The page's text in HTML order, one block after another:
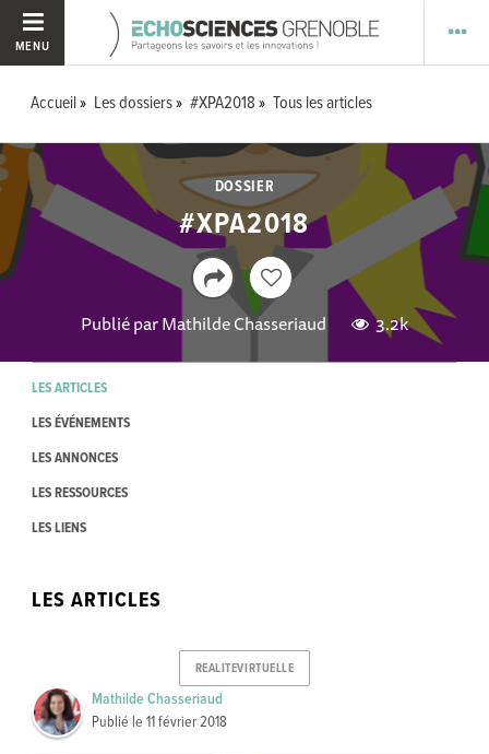
MENU
Accueil Les dossiers #XPA2018 Tous les articles
DOSSIER
#XPA2018
Publié parMathilde Chasseriaud 3.2k
LES ARTICLES
LES ÉVÉNEMENTS
LES ANNONCES
LES RESSOURCES
LES LIENS
LES ARTICLES
REALITEVIRTUELLE
Mathilde Chasseriaud
Publié le 11 février 2018